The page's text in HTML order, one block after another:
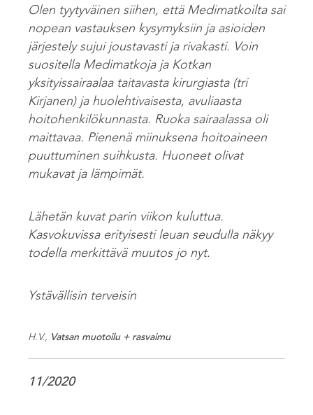
Olen tyytyväinen siihen, että Medimatkoilta sai
nopean vastauksen kysymyksiin ja asioiden
järjestely sujui joustavasti ja rivakasti. Voin
suositella Medimatkoja ja Kotkan
yksityissairaalaa taitavasta kirurgiasta (tri
Kirjanen) ja huolehtivaisesta, avuliaasta
hoitohenkilökunnasta. Ruoka sairaalassa oli
maittavaa. Pienenä miinuksena hoitoaineen
puuttuminen suihkusta. Huoneet olivat
mukavat ja lämpimät.
Lähetän kuvat parin viikon kuluttua.
Kasvokuvissa erityisesti leuan seudulla näkyy
todella merkittävä muutos jo nyt.
Ystävällisin terveisin
H.V., Vatsan muotoilu + rasvaimu
11/2020